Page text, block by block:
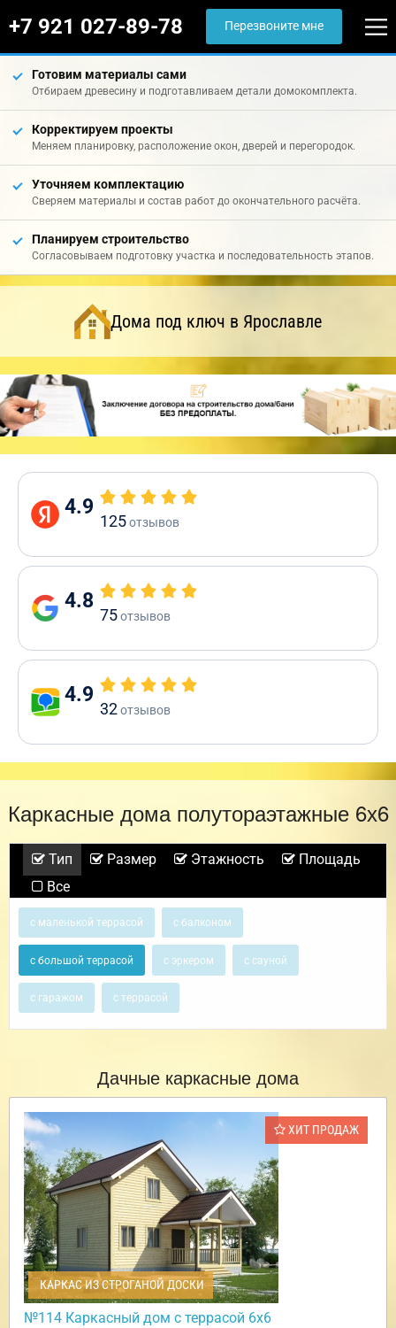
+7 921 027-89-78 Перезвоните мне
Готовим материалы сами
Отбираем древесину и подготавливаем детали домокомплекта.
Корректируем проекты
Меняем планировку, расположение окон, дверей и перегородок.
Уточняем комплектацию
Сверяем материалы и состав работ до окончательного расчёта.
Планируем строительство
Согласовываем подготовку участка и последовательность этапов.
Дома под ключ в Ярославле
4.9
125отзывов
4.8
75отзывов
4.9
32отзывов
Каркасные дома полутораэтажные 6х6
Тип Размер Этажность
Площадь
Все
с маленькой террасой с балконом
с большой террасой с эркером с сауной
с гаражом с террасой
Дачные каркасные дома
ХИТ ПРОДАЖ
КАРКАС ИЗ СТРОГАНОЙ ДОСКИ
№114 Каркасный дом с террасой 6х6